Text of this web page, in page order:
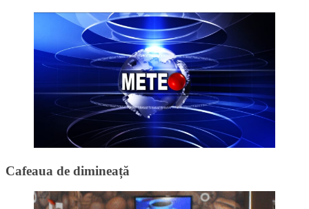
Cafeaua de dimineață